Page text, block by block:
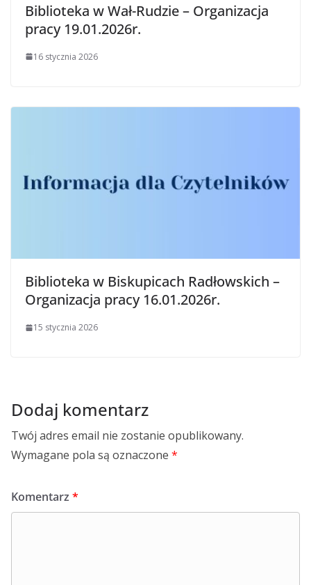
Biblioteka w Wał-Rudzie – Organizacja
pracy 19.01.2026r.
16 stycznia 2026
Biblioteka w Biskupicach Radłowskich –
Organizacja pracy 16.01.2026r.
15 stycznia 2026
Dodaj komentarz
Twój adres email nie zostanie opublikowany.
Wymagane pola są oznaczone *
Komentarz *